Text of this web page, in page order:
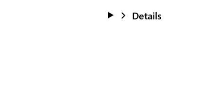
Details